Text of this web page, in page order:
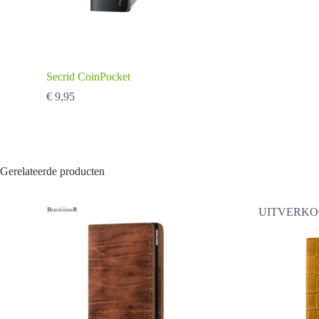
Secrid CoinPocket
€ 9,95
Gerelateerde producten